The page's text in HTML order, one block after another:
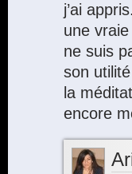
j’ai
une
ne suis
son
la
encore